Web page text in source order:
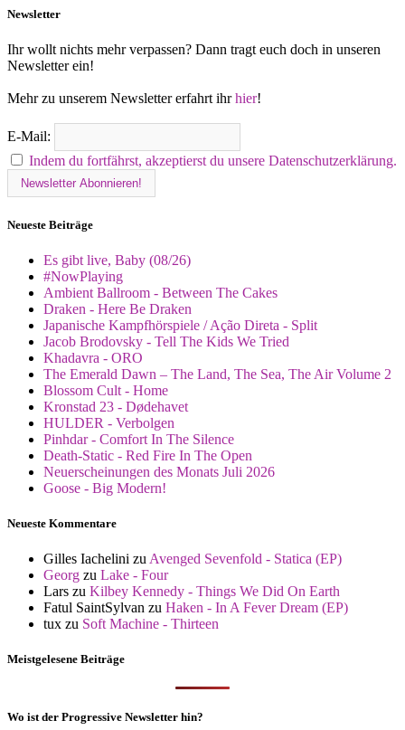
Newsletter
Ihr wollt nichts mehr verpassen? Dann tragt euch doch in unseren
Newsletter ein!
Mehr zu unserem Newsletter erfahrt ihrhier!
E-Mail:
Indem du fortfährst, akzeptierst du unsere Datenschutzerklärung.
Neueste Beiträge
Es gibt live, Baby (08/26)
#NowPlaying
Ambient Ballroom - Between The Cakes
Draken - Here Be Draken
Japanische Kampfhörspiele / Ação Direta - Split
Jacob Brodovsky - Tell The Kids We Tried
Khadavra - ORO
The Emerald Dawn – The Land, The Sea, The Air Volume 2
Blossom Cult - Home
Kronstad 23 - Dødehavet
HULDER - Verbolgen
Pinhdar - Comfort In The Silence
Death-Static - Red Fire In The Open
Neuerscheinungen des Monats Juli 2026
Goose - Big Modern!
Neueste Kommentare
Gilles Iachelini zu Avenged Sevenfold - Statica (EP)
Georg zu Lake - Four
Lars zu Kilbey Kennedy - Things We Did On Earth
Fatul SaintSylvan zu Haken - In A Fever Dream (EP)
tux zu Soft Machine - Thirteen
Meistgelesene Beiträge
Wo ist der Progressive Newsletter hin?